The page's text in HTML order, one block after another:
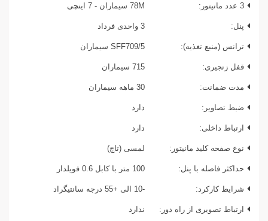
3 عدد مانیتور: 78M سیماران - 7 اینچی
پنل: 3 واحدی فرداد
ترانس (منبع تغذیه): SFF709/5 سیماران
قفل زنجیری: 715 سیماران
مدت ضمانت: 30 ماهه سیماران
ضبط تصاویر: دارد
ارتباط داخلی: دارد
نوع صفحه کلید مانیتور: لمسی (تاچ)
حداکثر فاصله با پنل: 100 متر با کابل 0.6 فویلدار
شرایط کارکرد: -10 الی +55 درجه سانتیگراد
ارتباط تصویری از راه دور: ندارد